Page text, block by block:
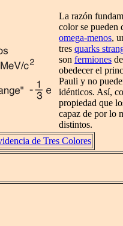
La razón
color se pueden
omega-menos,
tres quarks
son fermiones
obedecer el
Pauli y no
idénticos. Así,
propiedad que
capaz de por lo
distintos.
de Tres Colores